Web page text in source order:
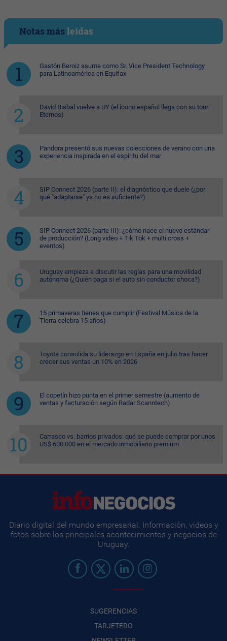
Notas másleídas
Gastón Beroiz asume como Sr. Vice President Technology
para Latinoamérica en Equifax
David Bisbal vuelve a UY (el ícono español llega con su tour
Eternos)
Pandora presentó sus nuevas colecciones de verano con una
experiencia inspirada en el espíritu del mar
SIP Connect 2026 (parte II): el diagnóstico que duele (¿por
qué "adaptarse" ya no es suficiente?)
SIP Connect 2026 (parte III): ¿cómo nace el nuevo estándar
de producción? (Long video + Tik Tok + multi cross +
eventos)
Uruguay empieza a discutir las reglas para una movilidad
autónoma (¿Quién paga si el auto sin conductor choca?)
15 primaveras tienes que cumplir (Festival Música de la
Tierra celebra 15 años)
Toyota consolida su liderazgo en España en julio tras hacer
crecer sus ventas un 10% en 2026
El copetín hizo punta en el primer semestre (aumento de
ventas y facturación según Radar Scanntech)
Carrasco vs. barrios privados: qué se puede comprar por unos
US$ 600.000 en el mercado inmobiliario premium
Diario digital del mundo empresarial. Información, videos y
fotos sobre los principales acontecimientos y negocios de
Uruguay.
SUGERENCIAS
TARJETERO